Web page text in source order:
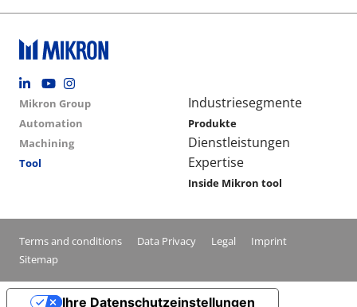
Footer social
Group menu
Mikron Group
Automation
Machining
Tool
Main navigation
Industriesegmente
Produkte
Dienstleistungen
Expertise
Inside Mikron tool
Conditions footer menu
Terms and conditions Data Privacy Legal
Imprint
Sitemap
Ihre Datenschutzeinstellungen